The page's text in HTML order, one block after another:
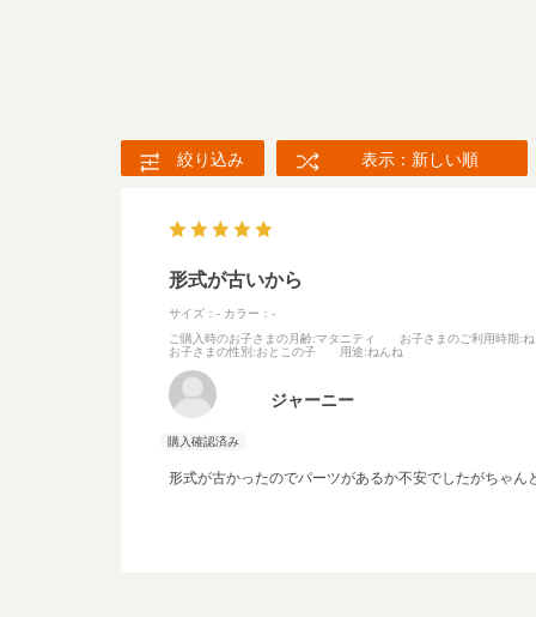
絞り込み 表示：新しい順
形式が古いから
サイズ：- カラー：-
ご購入時のお子さまの月齢:マタニティ お子さまのご利用時期:
お子さまの性別 :おとこの子 用途:ねんね
ジャーニー
形式が古かったのでパーツがあるか不安でしたがちゃん